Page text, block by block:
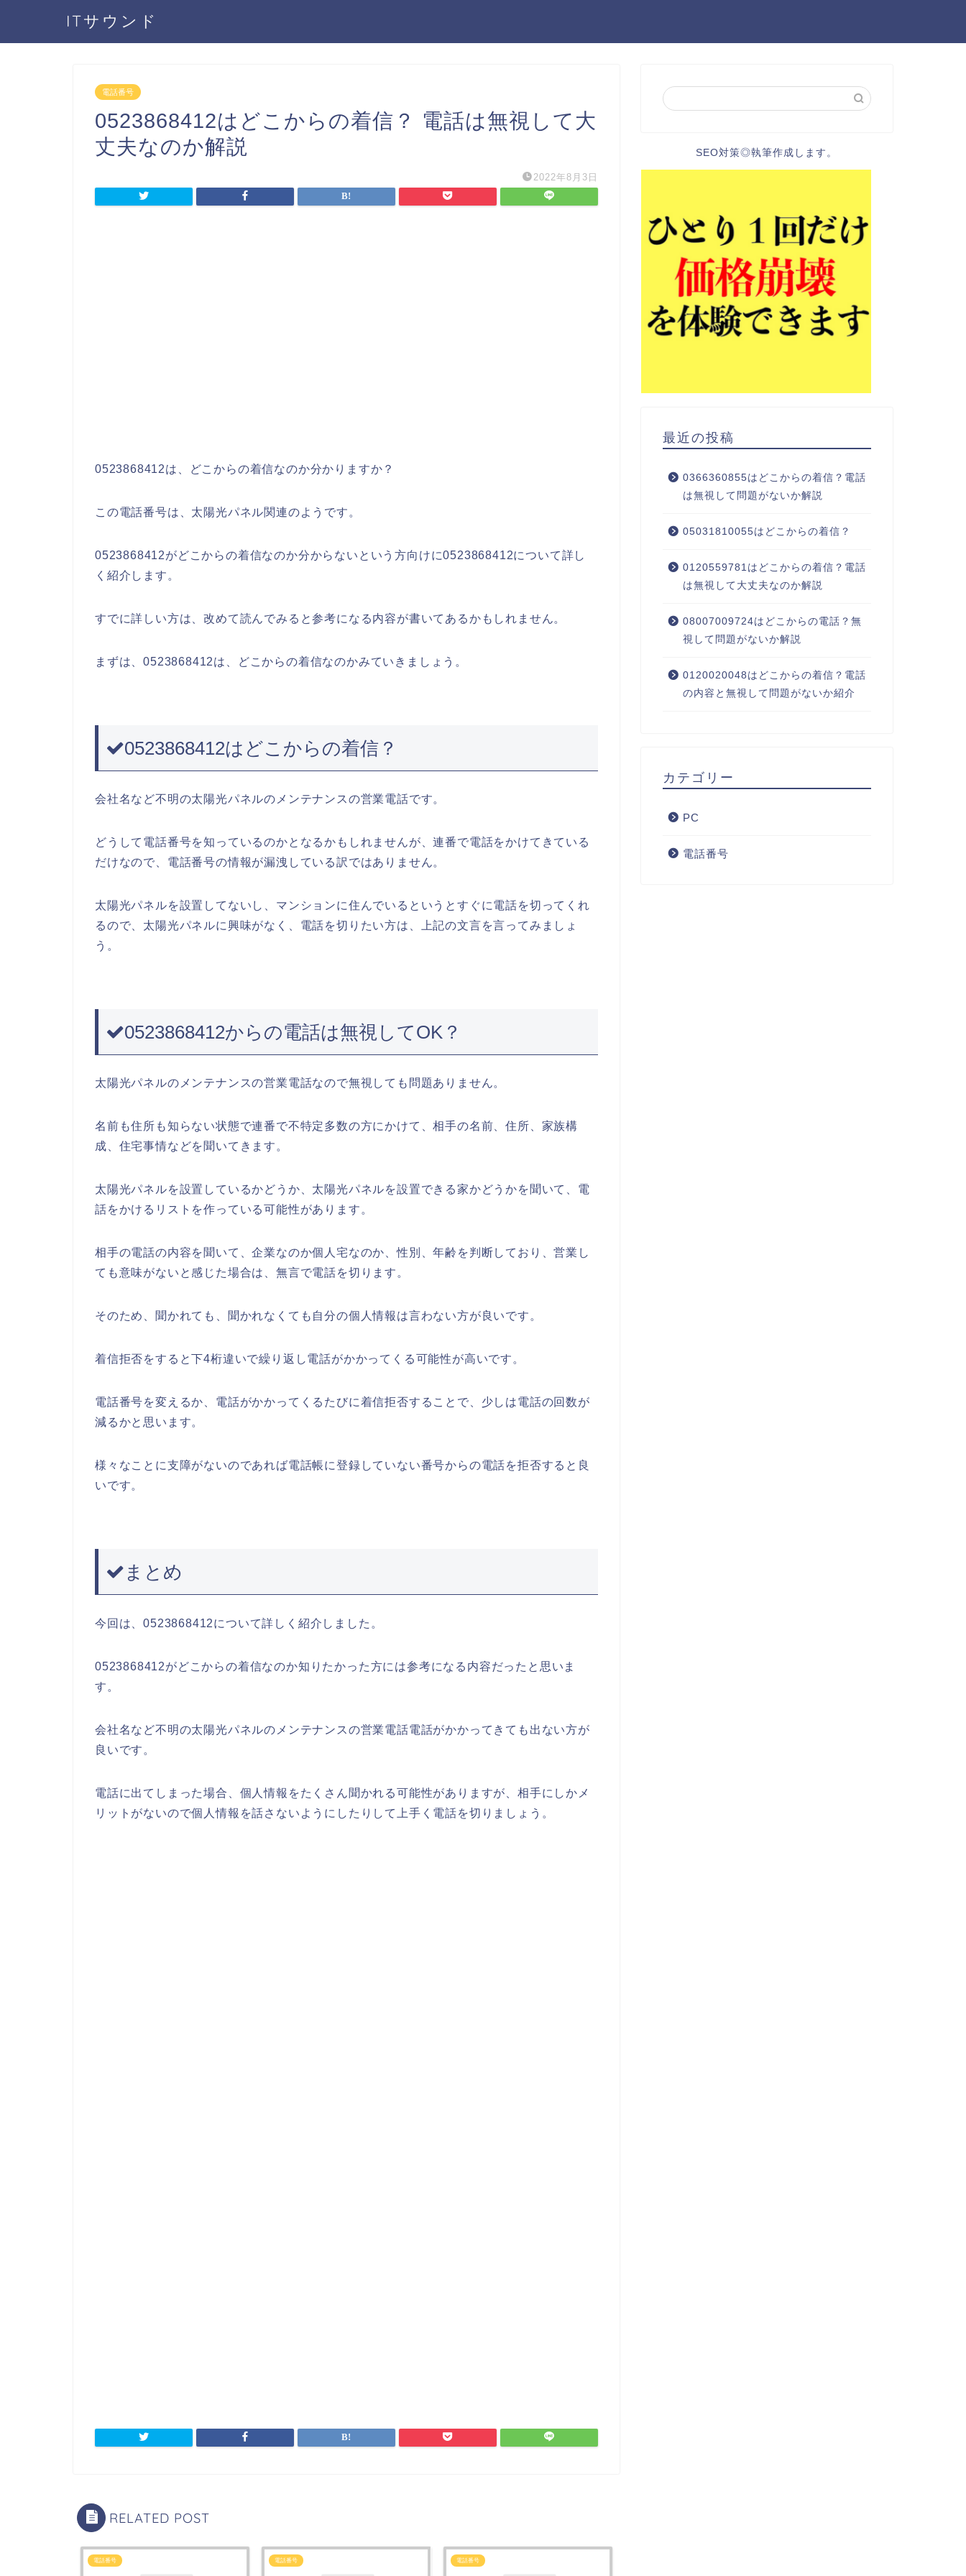
ITサウンド
電話番号
0523868412はどこからの着信？ 電話は無視して大
丈夫なのか解説
2022年8月3日
0523868412は、どこからの着信なのか分かりますか？
この電話番号は、太陽光パネル関連のようです。
0523868412がどこからの着信なのか分からないという方向けに0523868412について詳し
く紹介します。
すでに詳しい方は、改めて読んでみると参考になる内容が書いてあるかもしれません。
まずは、0523868412は、どこからの着信なのかみていきましょう。
0523868412はどこからの着信？
会社名など不明の太陽光パネルのメンテナンスの営業電話です。
どうして電話番号を知っているのかとなるかもしれませんが、連番で電話をかけてきている
だけなので、電話番号の情報が漏洩している訳ではありません。
太陽光パネルを設置してないし、マンションに住んでいるというとすぐに電話を切ってくれ
るので、太陽光パネルに興味がなく、電話を切りたい方は、上記の文言を言ってみましょ
う。
0523868412からの電話は無視してOK？
太陽光パネルのメンテナンスの営業電話なので無視しても問題ありません。
名前も住所も知らない状態で連番で不特定多数の方にかけて、相手の名前、住所、家族構
成、住宅事情などを聞いてきます。
太陽光パネルを設置しているかどうか、太陽光パネルを設置できる家かどうかを聞いて、電
話をかけるリストを作っている可能性があります。
相手の電話の内容を聞いて、企業なのか個人宅なのか、性別、年齢を判断しており、営業し
ても意味がないと感じた場合は、無言で電話を切ります。
そのため、聞かれても、聞かれなくても自分の個人情報は言わない方が良いです。
着信拒否をすると下4桁違いで繰り返し電話がかかってくる可能性が高いです。
電話番号を変えるか、電話がかかってくるたびに着信拒否することで、少しは電話の回数が
減るかと思います。
様々なことに支障がないのであれば電話帳に登録していない番号からの電話を拒否すると良
いです。
まとめ
今回は、0523868412について詳しく紹介しました。
0523868412がどこからの着信なのか知りたかった方には参考になる内容だったと思いま
す。
会社名など不明の太陽光パネルのメンテナンスの営業電話電話がかかってきても出ない方が
良いです。
電話に出てしまった場合、個人情報をたくさん聞かれる可能性がありますが、相手にしかメ
リットがないので個人情報を話さないようにしたりして上手く電話を切りましょう。
RELATED POST
電話番号 電話番号 電話番号
SEO対策◎執筆作成します。
最近の投稿
0366360855はどこからの着信？電話
は無視して問題がないか解説
05031810055はどこからの着信？
0120559781はどこからの着信？電話
は無視して大丈夫なのか解説
08007009724はどこからの電話？無
視して問題がないか解説
0120020048はどこからの着信？電話
の内容と無視して問題がないか紹介
カテゴリー
PC
電話番号